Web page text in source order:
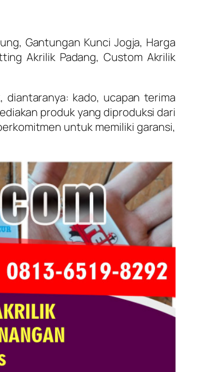
Gantungan Kunci Jogja, Harga
Akrilik Padang, Custom Akrilik
diantaranya: kado, ucapan terima
produk yang diproduksi dari
untuk memiliki garansi,